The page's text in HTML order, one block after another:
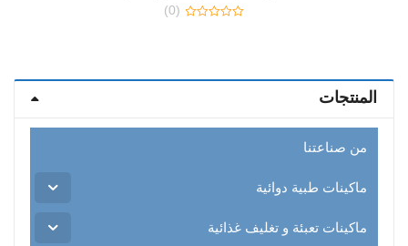
(0)
المنتجات
من صناعتنا
ماكينات طبية دوائية
ماكينات تعبئة و تغليف غذائية